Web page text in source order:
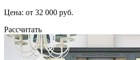
Цена: от 32 000 руб.
Рассчитать